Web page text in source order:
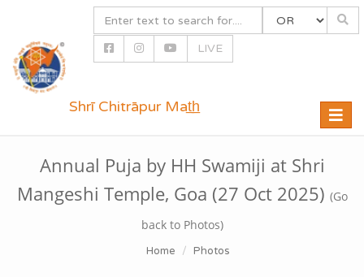
LIVE
Toggle
Shrī Chitrāpur Mat̲h̲
Annual Puja by HH Swamiji at Shri
Mangeshi Temple, Goa (27 Oct 2025) (Go
back to Photos)
Home Photos